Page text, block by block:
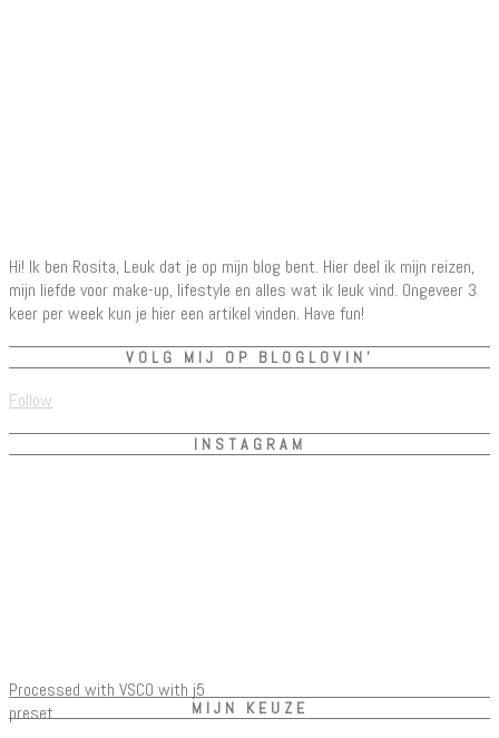
Hi! Ik ben Rosita, Leuk dat je op mijn blog bent. Hier deel ik mijn reizen,
mijn liefde voor make-up, lifestyle en alles wat ik leuk vind. Ongeveer 3
keer per week kun je hier een artikel vinden. Have fun!
VOLG MIJ OP BLOGLOVIN’
Follow
INSTAGRAM
Processed with VSCO with j5
preset
MIJN KEUZE